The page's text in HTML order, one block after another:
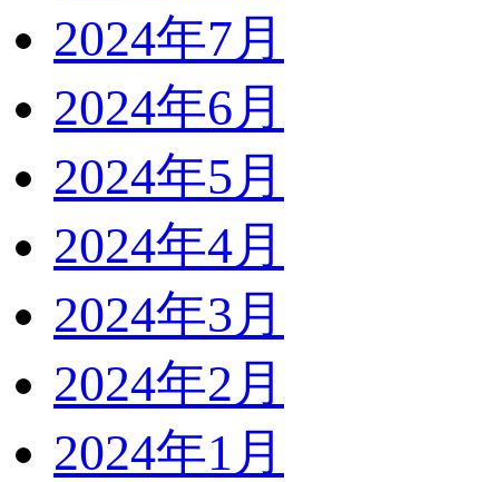
2024年7月
2024年6月
2024年5月
2024年4月
2024年3月
2024年2月
2024年1月